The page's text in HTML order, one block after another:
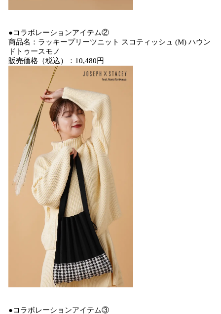
●コラボレーションアイテム②
商品名：ラッキープリーツニット スコティッシュ (M) ハウン
ドトゥースモノ
販売価格（税込）：10,480円
●コラボレーションアイテム③